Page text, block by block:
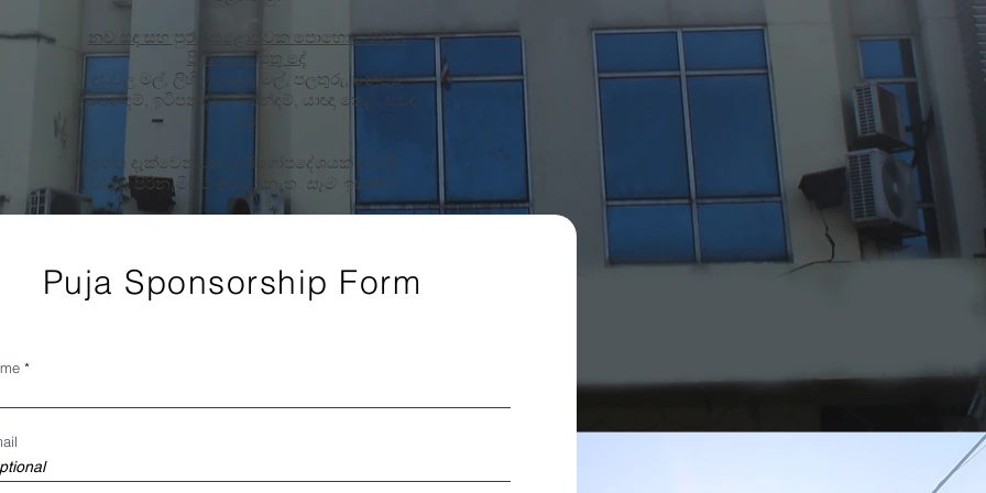
නව සඳ සහ පුර පසළොස්වක පොහොය සඳහා
පිරිනැමිය යුතු දේ
දඬුවල මල්, ලිහිල් හකුරු මල්, පලතුරු, නෙළුම්
ඉටිපන්දම්, ඉටිපන්දම් ඉටිපන්දම්, යාඥා තෙල්, සුවඳ
දුම්
ඉහත දැක්වෙන්නේ මාර්ගෝපදේශයක් පමණි,
ඔබට පිරිනැමීමට අවශ්‍ය නැත සෑම ඉහතින්.
Puja Sponsorship Form